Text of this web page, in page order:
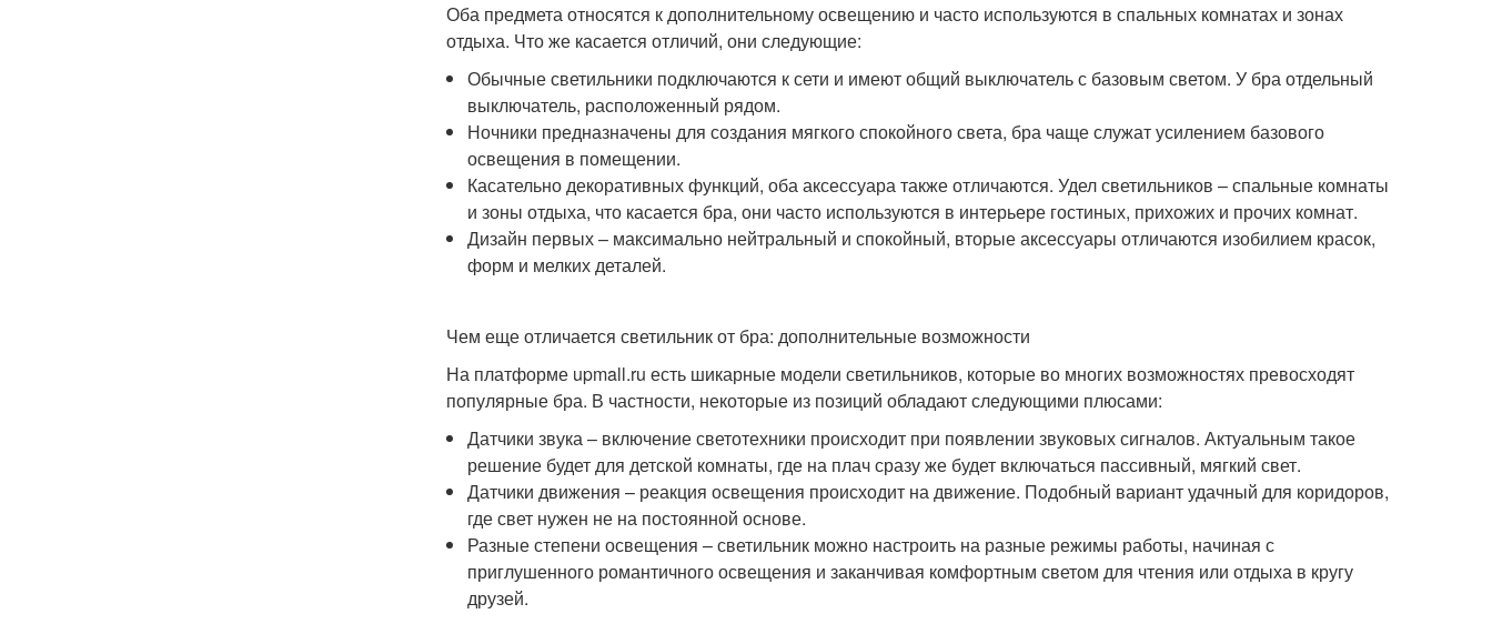
Оба предмета относятся к дополнительному освещению и часто используются в спальных комнатах и зонах
отдыха. Что же касается отличий, они следующие:
Обычные светильники подключаются к сети и имеют общий выключатель с базовым светом. У бра отдельный
выключатель, расположенный рядом.
Ночники предназначены для создания мягкого спокойного света, бра чаще служат усилением базового
освещения в помещении.
Касательно декоративных функций, оба аксессуара также отличаются. Удел светильников – спальные комнаты
и зоны отдыха, что касается бра, они часто используются в интерьере гостиных, прихожих и прочих комнат.
Дизайн первых – максимально нейтральный и спокойный, вторые аксессуары отличаются изобилием красок,
форм и мелких деталей.
Чем еще отличается светильник от бра: дополнительные возможности
На платформе upmall.ru есть шикарные модели светильников, которые во многих возможностях превосходят
популярные бра. В частности, некоторые из позиций обладают следующими плюсами:
Датчики звука – включение светотехники происходит при появлении звуковых сигналов. Актуальным такое
решение будет для детской комнаты, где на плач сразу же будет включаться пассивный, мягкий свет.
Датчики движения – реакция освещения происходит на движение. Подобный вариант удачный для коридоров,
где свет нужен не на постоянной основе.
Разные степени освещения – светильник можно настроить на разные режимы работы, начиная с
приглушенного романтичного освещения и заканчивая комфортным светом для чтения или отдыха в кругу
друзей.